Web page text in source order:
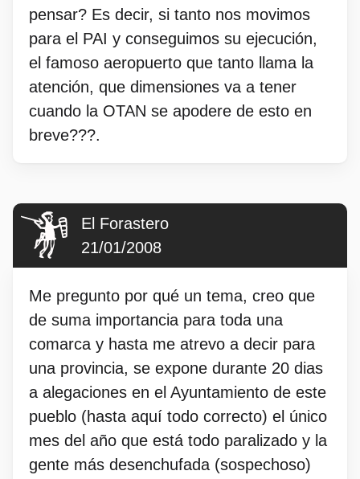
pensar? Es decir, si tanto nos movimos
para el PAI y conseguimos su ejecución,
el famoso aeropuerto que tanto llama la
atención, que dimensiones va a tener
cuando la OTAN se apodere de esto en
breve???.
El Forastero
21/01/2008
Me pregunto por qué un tema, creo que
de suma importancia para toda una
comarca y hasta me atrevo a decir para
una provincia, se expone durante 20 dias
a alegaciones en el Ayuntamiento de este
pueblo (hasta aquí todo correcto) el único
mes del año que está todo paralizado y la
gente más desenchufada (sospechoso)